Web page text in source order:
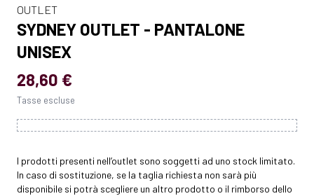
OUTLET
SYDNEY OUTLET - PANTALONE
UNISEX
28,60 €
Tasse escluse
I prodotti presenti nell’outlet sono soggetti ad uno stock limitato.
In caso di sostituzione, se la taglia richiesta non sarà più
disponibile si potrà scegliere un altro prodotto o il rimborso dello